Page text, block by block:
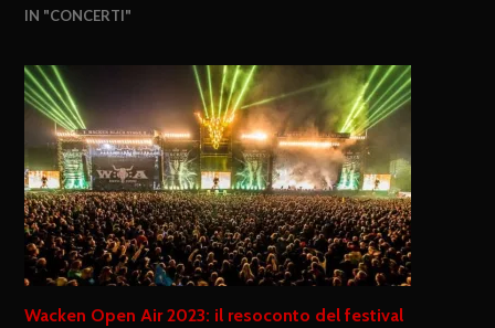
IN "CONCERTI"
Wacken Open Air 2023: il resoconto del festival